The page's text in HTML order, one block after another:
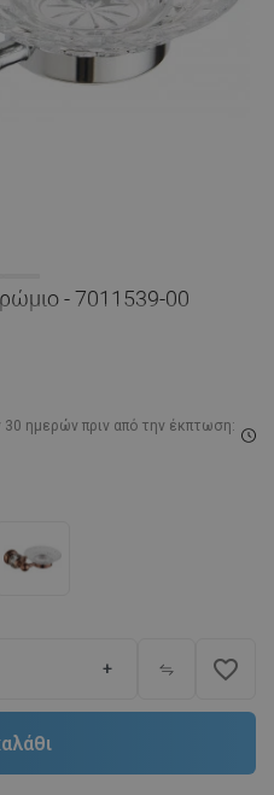
- 7011539-00
30 ημερών πριν από την έκπτωση:
+ favorite_border